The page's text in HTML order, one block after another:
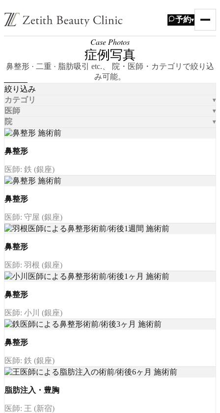
予約▾
Case Photos
症例写真
鼻整形 · 二重 · 脂肪吸引 etc.、 院・医師・カテゴリで絞り込
み可能。
絞り込み
カテゴリ
医師
院
鼻整形
医師: 鉄 (銀座)
鼻整形
医師: 守屋 (銀座)
鼻整形
医師: 羽根 (銀座)
鼻整形
医師: 小川 (銀座)
鼻整形
医師: 鉄 (銀座)
脂肪注入・豊胸
医師: 王 (新宿)